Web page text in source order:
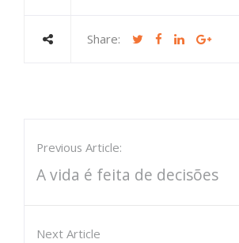
Share:
Previous Article:
A vida é feita de decisões
Next Article